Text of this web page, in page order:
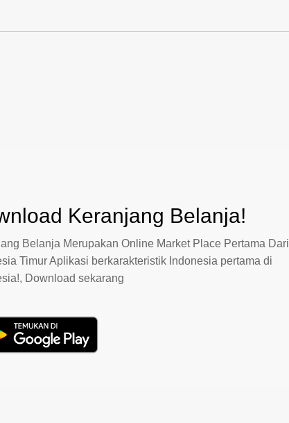
Keranjang Belanja!
Belanja Merupakan Online Market Place Pertama Dari
Timur Aplikasi berkarakteristik Indonesia pertama di
Download sekarang